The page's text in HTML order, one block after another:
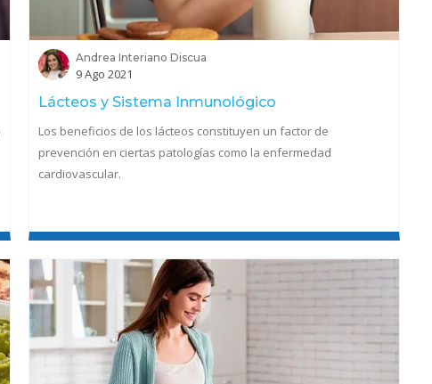
Andrea Interiano Discua
9 Ago 2021
Lácteos y Sistema Inmunológico
Los beneficios de los lácteos constituyen un factor de
prevención en ciertas patologías como la enfermedad
cardiovascular.